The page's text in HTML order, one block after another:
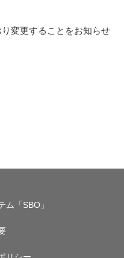
変更することをお知らせ
ム「SBO」